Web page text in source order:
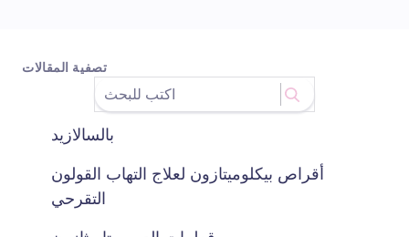
تصفية المقالات
بالسالازيد
أقراص بيكلوميتازون لعلاج التهاب القولون
التقرحي